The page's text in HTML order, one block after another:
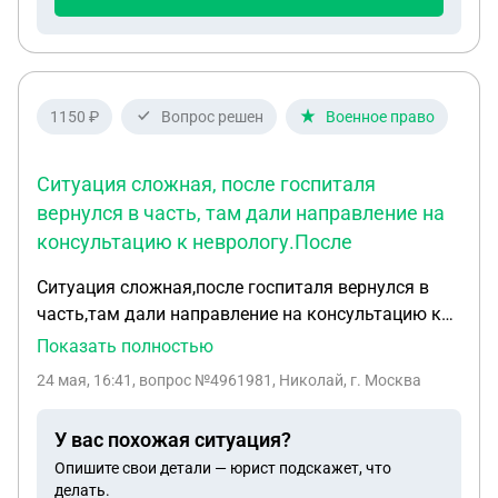
1150 ₽ Вопрос решен Военное право
Ситуация сложная, после госпиталя
вернулся в часть, там дали направление на
консультацию к неврологу.После
Ситуация сложная,после госпиталя вернулся в
часть,там дали направление на консультацию к
неврологу.После того как я не попал по очереди к
направление,продлили,опять не попал,пришол
сказали за ленту.Я поехал написал в прокуратуру
жалобу.На что мне там ответили что жалобу
Показать полностью
24 мая, 16:41 , вопрос №4961981, Николай, г. Москва
У вас похожая ситуация?
Опишите свои детали — юрист подскажет, что
делать.